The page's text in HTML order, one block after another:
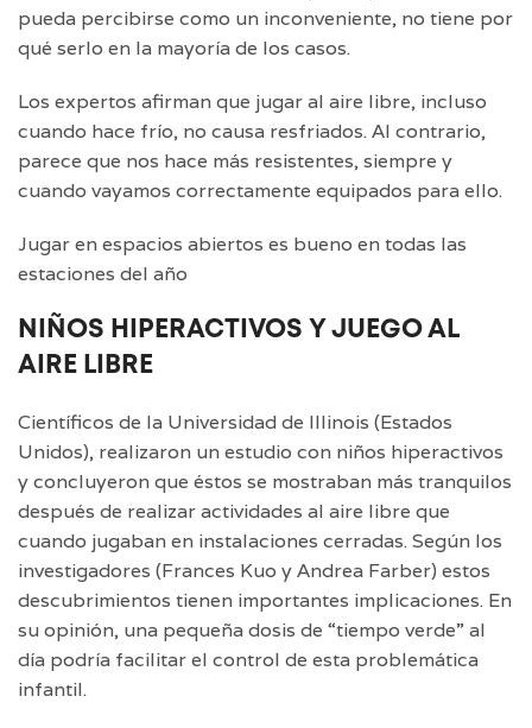
pueda percibirse como un inconveniente, no tiene por
qué serlo en la mayoría de los casos.
Los expertos afirman que jugar al aire libre, incluso
cuando hace frío, no causa resfriados. Al contrario,
parece que nos hace más resistentes, siempre y
cuando vayamos correctamente equipados para ello.
Jugar en espacios abiertos es bueno en todas las
estaciones del año
NIÑOS HIPERACTIVOS Y JUEGO AL
AIRE LIBRE
Científicos de la Universidad de Illinois (Estados
Unidos), realizaron un estudio con niños hiperactivos
y concluyeron que éstos se mostraban más tranquilos
después de realizar actividades al aire libre que
cuando jugaban en instalaciones cerradas. Según los
investigadores (Frances Kuo y Andrea Farber) estos
descubrimientos tienen importantes implicaciones. En
su opinión, una pequeña dosis de “tiempo verde” al
día podría facilitar el control de esta problemática
infantil.